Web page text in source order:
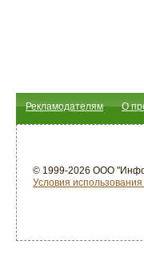
Рекламодателям О
© 1999-2026 ООО
Условия